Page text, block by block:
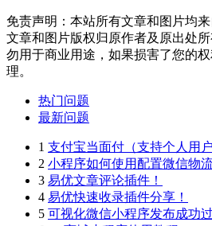
免责声明：本站所有文章和图片均
文章和图片版权归原作者及原出处
勿用于商业用途，如果损害了您的
理。
热门问题
最新问题
1 支付宝当面付（支持个人用
2 小程序如何使用配置微信物
3 易优文章评论插件！
4 易优快速收录插件分享！
5 可视化微信小程序发布成功